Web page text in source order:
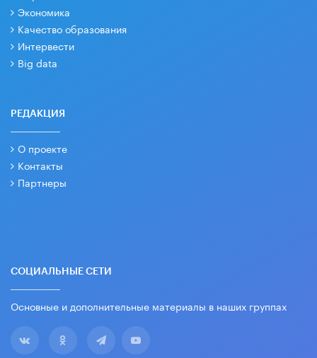
Экономика
Качество образования
Интервести
Big data
РЕДАКЦИЯ
О проекте
Контакты
Партнеры
СОЦИАЛЬНЫЕ СЕТИ
Основные и дополнительные материалы в наших группах